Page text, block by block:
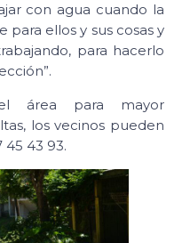
con agua cuando la
para ellos y sus cosas y
para hacerlo
área para mayor
los vecinos pueden
43 93.